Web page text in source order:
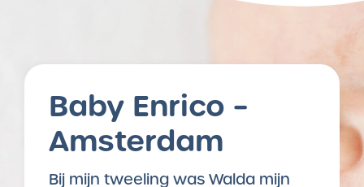
Baby Enrico –
Amsterdam
Bij mijn tweeling was Walda mijn